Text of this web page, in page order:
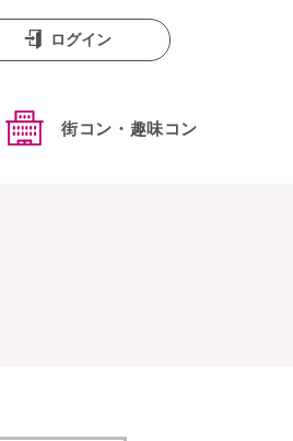
街コン・趣味コン
ログイン